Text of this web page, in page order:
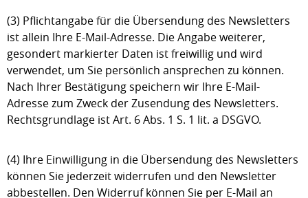
(3) Pflichtangabe für die Übersendung des Newsletters
ist allein Ihre E-Mail-Adresse. Die Angabe weiterer,
gesondert markierter Daten ist freiwillig und wird
verwendet, um Sie persönlich ansprechen zu können.
Nach Ihrer Bestätigung speichern wir Ihre E-Mail-
Adresse zum Zweck der Zusendung des Newsletters.
Rechtsgrundlage ist Art. 6 Abs. 1 S. 1 lit. a DSGVO.
(4) Ihre Einwilligung in die Übersendung des Newsletters
können Sie jederzeit widerrufen und den Newsletter
abbestellen. Den Widerruf können Sie per E-Mail an